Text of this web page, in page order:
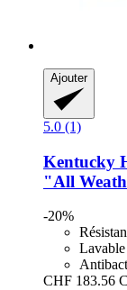
Ajouter
5.0 (1)
Kentucky
"All
-20%
CHF 183.56